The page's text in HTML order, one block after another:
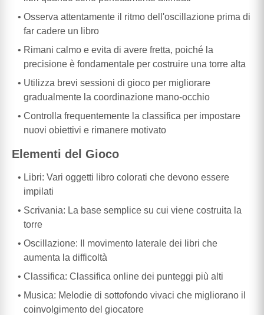
Osserva attentamente il ritmo dell'oscillazione prima di
far cadere un libro
Rimani calmo e evita di avere fretta, poiché la
precisione è fondamentale per costruire una torre alta
Utilizza brevi sessioni di gioco per migliorare
gradualmente la coordinazione mano-occhio
Controlla frequentemente la classifica per impostare
nuovi obiettivi e rimanere motivato
Elementi del Gioco
Libri: Vari oggetti libro colorati che devono essere
impilati
Scrivania: La base semplice su cui viene costruita la
torre
Oscillazione: Il movimento laterale dei libri che
aumenta la difficoltà
Classifica: Classifica online dei punteggi più alti
Musica: Melodie di sottofondo vivaci che migliorano il
coinvolgimento del giocatore